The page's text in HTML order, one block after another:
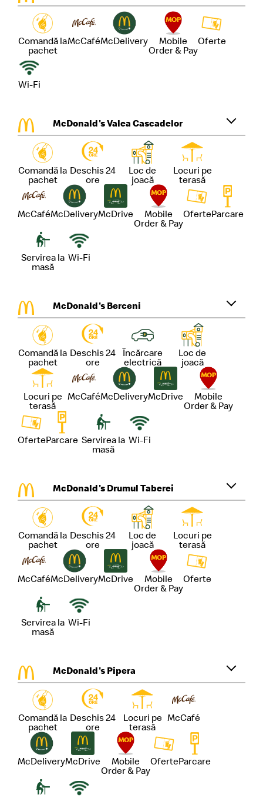
Comandă la
pachet
McCaféMcDelivery
Mobile
Order & Pay
Oferte
Wi-Fi
McDonald's Valea Cascadelor
Comandă la
pachet
Deschis 24
ore
Loc de
joacă
Locuri pe
terasă
McCaféMcDeliveryMcDrive
Mobile
Order & Pay
OferteParcare
Servirea la
masă
Wi-Fi
McDonald's Berceni
Comandă la
pachet
Deschis 24
ore
Încărcare
electrică
Loc de
joacă
Locuri pe
terasă
McCaféMcDeliveryMcDrive
Mobile
Order & Pay
OferteParcare Servirea la
masă
Wi-Fi
McDonald's Drumul Taberei
Comandă la
pachet
Deschis 24
ore
Loc de
joacă
Locuri pe
terasă
McCaféMcDeliveryMcDrive
Mobile
Order & Pay
Oferte
Servirea la
masă
Wi-Fi
McDonald's Pipera
Comandă la
pachet
Deschis 24
ore
Locuri pe
terasă
McCafé
McDeliveryMcDrive
Mobile
Order & Pay
OferteParcare